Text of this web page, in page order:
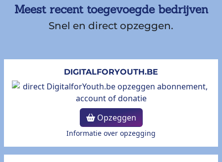
Meest recent toegevoegde bedrijven
Snel en direct opzeggen.
DIGITALFORYOUTH.BE
Opzeggen
Informatie over opzegging